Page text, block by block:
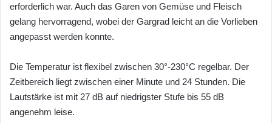
erforderlich war. Auch das Garen von Gemüse und Fleisch
gelang hervorragend, wobei der Gargrad leicht an die Vorlieben
angepasst werden konnte.
Die Temperatur ist flexibel zwischen 30°-230°C regelbar. Der
Zeitbereich liegt zwischen einer Minute und 24 Stunden. Die
Lautstärke ist mit 27 dB auf niedrigster Stufe bis 55 dB
angenehm leise.